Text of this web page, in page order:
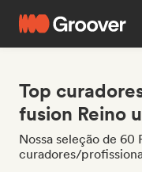
Top
fusion Reino
Nossa seleção de 60
curadores/